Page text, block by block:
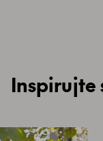
Inspirujte